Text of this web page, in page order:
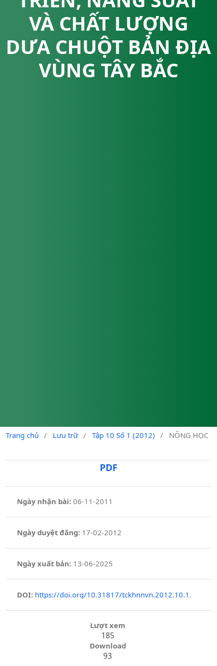
VÀ CHẤT LƯỢNG
DƯA CHUỘT BẢN ĐỊA
VÙNG TÂY BẮC
Trang chủ / Lưu trữ / Tập 10 Số 1 (2012) / NÔNG HỌC
PDF
Ngày nhận bài: 06-11-2011
Ngày duyệt đăng:17-02-2012
Ngày xuất bản: 13-06-2025
DOI: https://doi.org/10.31817/tckhnnvn.2012.10.1.
Lượt xem
185
Download
93